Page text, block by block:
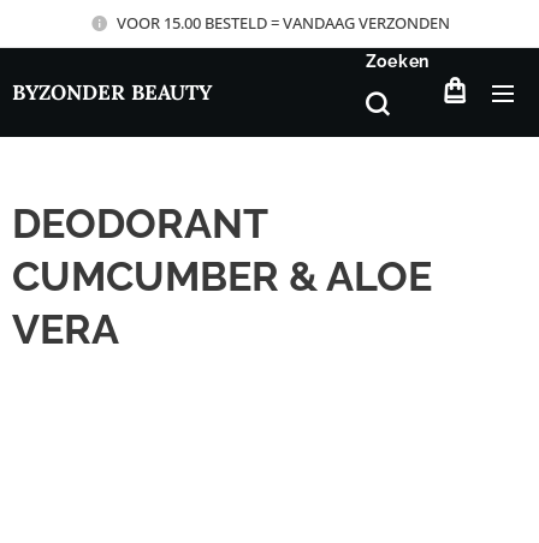
VOOR 15.00 BESTELD = VANDAAG VERZONDEN
BYZONDER BEAUTY
Zoeken
DEODORANT
CUMCUMBER & ALOE
VERA